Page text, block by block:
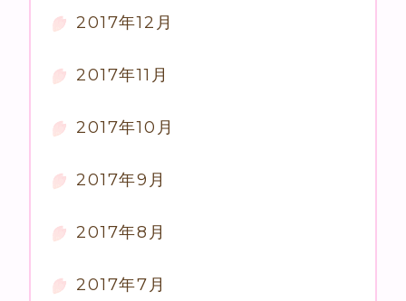
2017年12月
2017年11月
2017年10月
2017年9月
2017年8月
2017年7月